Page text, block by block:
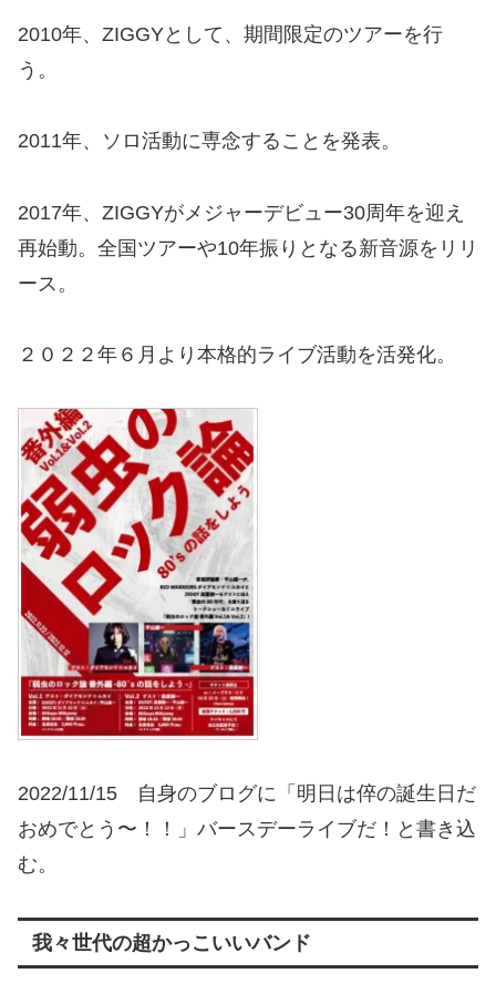
2010年、ZIGGYとして、期間限定のツアーを行
う。
2011年、ソロ活動に専念することを発表。
2017年、ZIGGYがメジャーデビュー30周年を迎え
再始動。全国ツアーや10年振りとなる新音源をリリ
ース。
２０２２年６月より本格的ライブ活動を活発化。
2022/11/15 自身のブログに「明日は倅の誕生日だ
おめでとう〜！！」バースデーライブだ！と書き込
む。
我々世代の超かっこいいバンド